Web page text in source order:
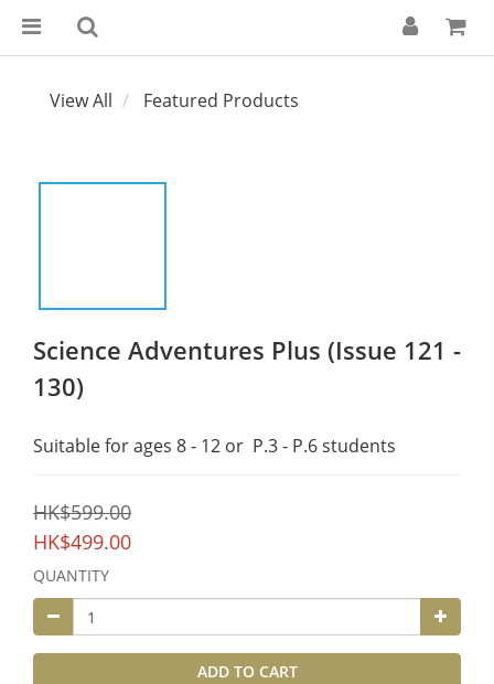
View All Featured Products
Science Adventures Plus (Issue 121 -
130)
Suitable for ages 8 - 12 or  P.3 - P.6 students
HK$599.00
HK$499.00
QUANTITY
ADD TO CART